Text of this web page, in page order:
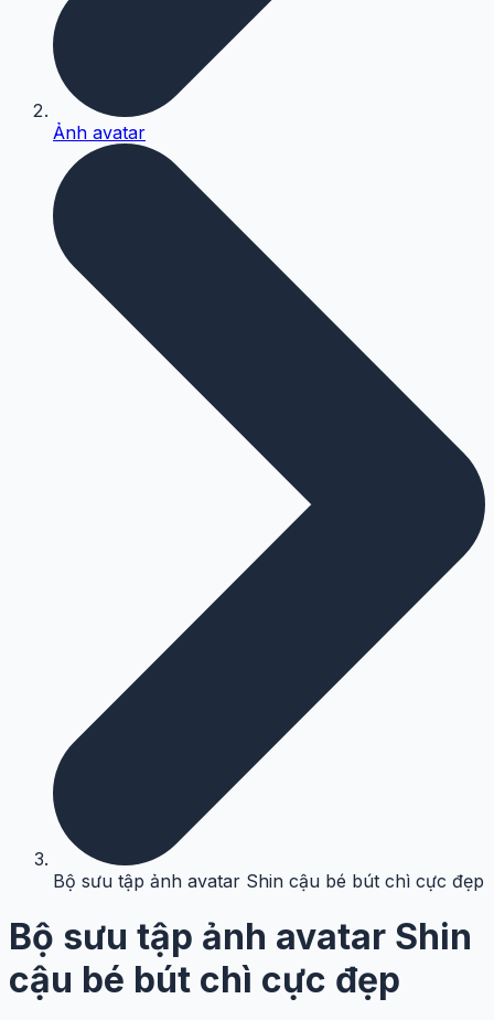
Ảnh avatar
Bộ sưu tập ảnh avatar Shin cậu bé bút chì cực đẹp
Bộ sưu tập ảnh avatar Shin
cậu bé bút chì cực đẹp